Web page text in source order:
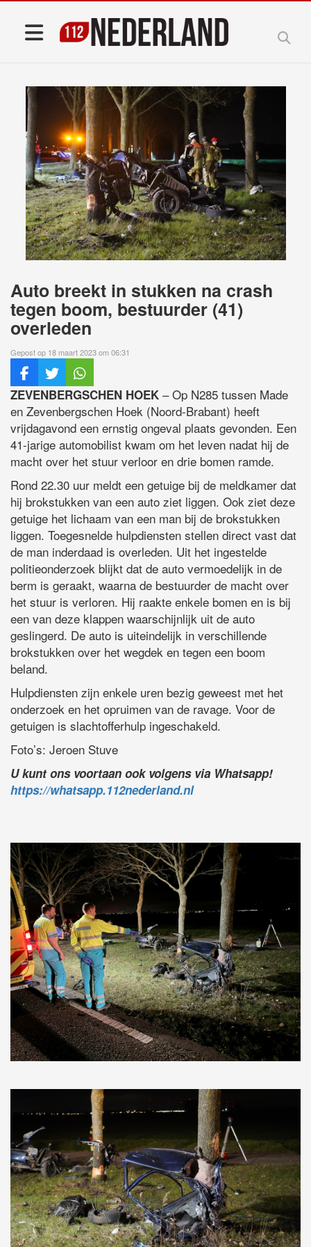
Auto breekt in stukken na crash
tegen boom, bestuurder (41)
overleden
Gepost op 18 maart 2023 om 06:31
ZEVENBERGSCHEN HOEK – Op N285 tussen Made
en Zevenbergschen Hoek (Noord-Brabant) heeft
vrijdagavond een ernstig ongeval plaats gevonden. Een
41-jarige automobilist kwam om het leven nadat hij de
macht over het stuur verloor en drie bomen ramde.
Rond 22.30 uur meldt een getuige bij de meldkamer dat
hij brokstukken van een auto ziet liggen. Ook ziet deze
getuige het lichaam van een man bij de brokstukken
liggen. Toegesnelde hulpdiensten stellen direct vast dat
de man inderdaad is overleden. Uit het ingestelde
politieonderzoek blijkt dat de auto vermoedelijk in de
berm is geraakt, waarna de bestuurder de macht over
het stuur is verloren. Hij raakte enkele bomen en is bij
een van deze klappen waarschijnlijk uit de auto
geslingerd. De auto is uiteindelijk in verschillende
brokstukken over het wegdek en tegen een boom
beland.
Hulpdiensten zijn enkele uren bezig geweest met het
onderzoek en het opruimen van de ravage. Voor de
getuigen is slachtofferhulp ingeschakeld.
Foto’s: Jeroen Stuve
U kunt ons voortaan ook volgens via Whatsapp!
https://whatsapp.112nederland.nl